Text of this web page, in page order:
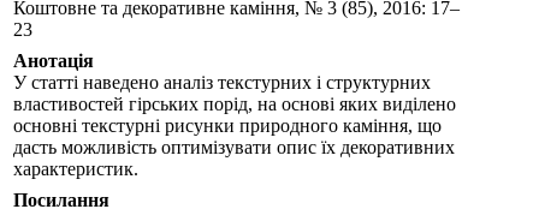
Коштовне та декоративне каміння, № 3 (85), 2016: 17–
23
Анотація
У статті наведено аналіз текстурних і структурних
властивостей гірських порід, на основі яких виділено
основні текстурні рисунки природного каміння, що
дасть можливість оптимізувати опис їх декоративних
характеристик.
Посилання